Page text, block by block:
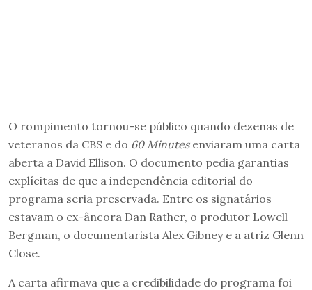
O rompimento tornou-se público quando dezenas de
veteranos da CBS e do 60 Minutesenviaram uma carta
aberta a David Ellison. O documento pedia garantias
explícitas de que a independência editorial do
programa seria preservada. Entre os signatários
estavam o ex-âncora Dan Rather, o produtor Lowell
Bergman, o documentarista Alex Gibney e a atriz Glenn
Close.
A carta afirmava que a credibilidade do programa foi